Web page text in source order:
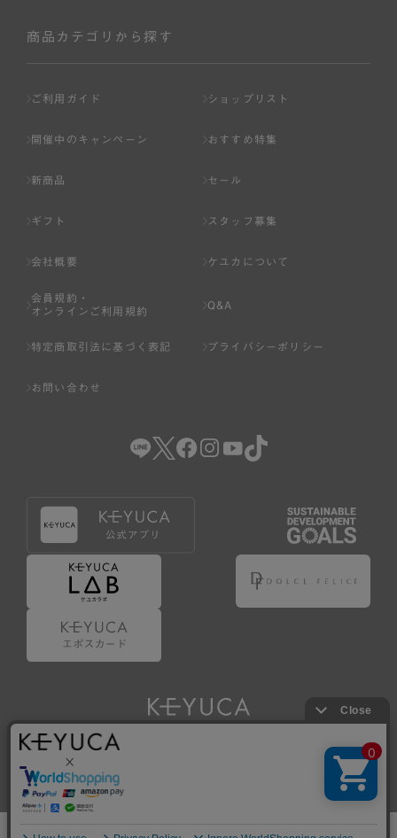
商品カテゴリから探す
ご利用ガイド ショップリスト
開催中のキャンペーン おすすめ特集
新商品 セール
ギフト スタッフ募集
会社概要 ケユカについて
会員規約・
オンラインご利用規約
Q&A
特定商取引法に基づく表記 プライバシーポリシー
お問い合わせ
Copyright © KAWAJUN Co., Ltd. All Rights Reserved.